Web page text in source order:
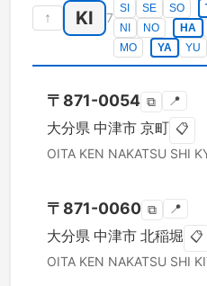
↑ KI 7
SI
SE SO
NI
NO HA
MO
YA YU
〒 871-0054 ⧉ 📍
大分県 中津市 京町 📋
OITA KEN NAKATSU SHI
〒 871-0060 ⧉ 📍
大分県 中津市 北稲堀 📋
OITA KEN NAKATSU SHI